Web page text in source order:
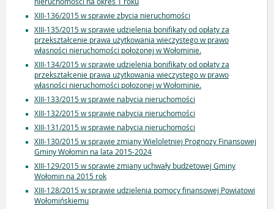
XIII-136/2015 w sprawie zbycia nieruchomości
XIII-135/2015 w sprawie udzielenia bonifikaty od opłaty za
przekształcenie prawa użytkowania wieczystego w prawo
własności nieruchomości położonej w Wołominie.
XIII-134/2015 w sprawie udzielenia bonifikaty od opłaty za
przekształcenie prawa użytkowania wieczystego w prawo
własności nieruchomości połozonej w Wołominie.
XIII-133/2015 w sprawie nabycia nieruchomości
XIII-132/2015 w sprawie nabycia nieruchomości
XIII-131/2015 w sprawie nabycia nieruchomości
XIII-130/2015 w sprawie zmiany Wieloletniej Prognozy Finansowej
Gminy Wołomin na lata 2015-2024
XIII-129/2015 w sprawie zmiany uchwały budżetowej Gminy
Wołomin na 2015 rok
XIII-128/2015 w sprawie udzielenia pomocy finansowej Powiatowi
Wołomińskiemu